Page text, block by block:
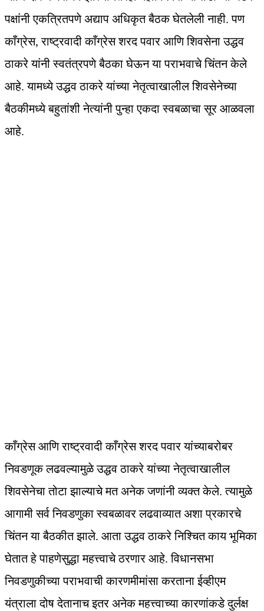
पक्षांनी एकत्रितपणे अद्याप अधिकृत बैठक घेतलेली नाही. पण
काँग्रेस, राष्ट्रवादी काँग्रेस शरद पवार आणि शिवसेना उद्धव
ठाकरे यांनी स्वतंत्रपणे बैठका घेऊन या पराभवाचे चिंतन केले
आहे. यामध्ये उद्धव ठाकरे यांच्या नेतृत्वाखालील शिवसेनेच्या
बैठकीमध्ये बहुतांशी नेत्यांनी पुन्हा एकदा स्वबळाचा सूर आळवला
आहे.
काँग्रेस आणि राष्ट्रवादी काँग्रेस शरद पवार यांच्याबरोबर
निवडणूक लढवल्यामुळे उद्धव ठाकरे यांच्या नेतृत्वाखालील
शिवसेनेचा तोटा झाल्याचे मत अनेक जणांनी व्यक्त केले. त्यामुळे
आगामी सर्व निवडणुका स्वबळावर लढवाव्यात अशा प्रकारचे
चिंतन या बैठकीत झाले. आता उद्धव ठाकरे निश्‍चित काय भूमिका
घेतात हे पाहणेसुद्धा महत्त्वाचे ठरणार आहे. विधानसभा
निवडणुकीच्या पराभवाची कारणमीमांसा करताना ईव्हीएम
यंत्राला दोष देतानाच इतर अनेक महत्त्वाच्या कारणांकडे दुर्लक्ष